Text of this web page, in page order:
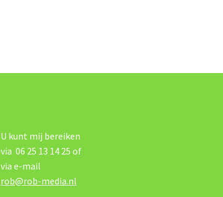
U kunt mij bereiken
via 06 25 13 14 25 of
via e-mail
rob@rob-media.nl